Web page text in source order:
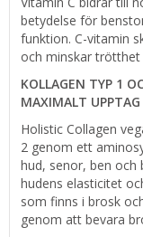
betydelse för
funktion. C-vitamin
och minskar
KOLLAGEN TYP 1
MAXIMALT UPPTAG
Holistic Collagen
2 genom ett
hud, senor, ben och
hudens elasticitet
som finns i brosk
genom att bevara